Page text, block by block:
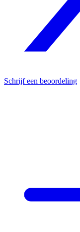
Schrijf een beoordeling